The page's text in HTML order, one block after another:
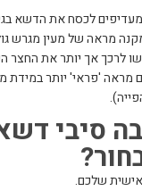
לכסח את הדשא
מראה של מעין מגרש
לרכך אך יותר את החצר
מראה 'פראי' יותר במידת
סיבי
אישית שלכם.